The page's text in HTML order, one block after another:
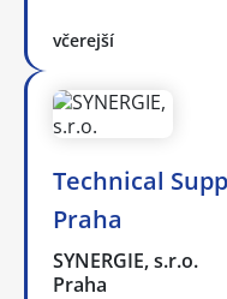
včerejší
Technical
Praha
SYNERGIE, s.r.o.
Praha